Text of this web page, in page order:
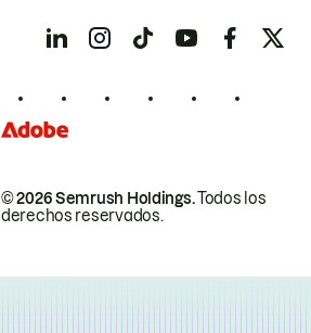
© 2026 Semrush Holdings.Todos los
derechos reservados.